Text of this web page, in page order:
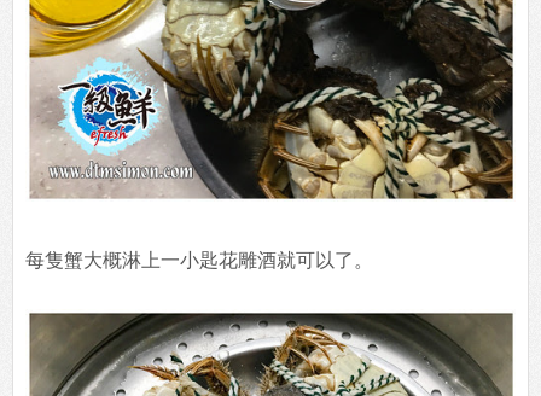
每隻蟹大概淋上一小匙花雕酒就可以了。